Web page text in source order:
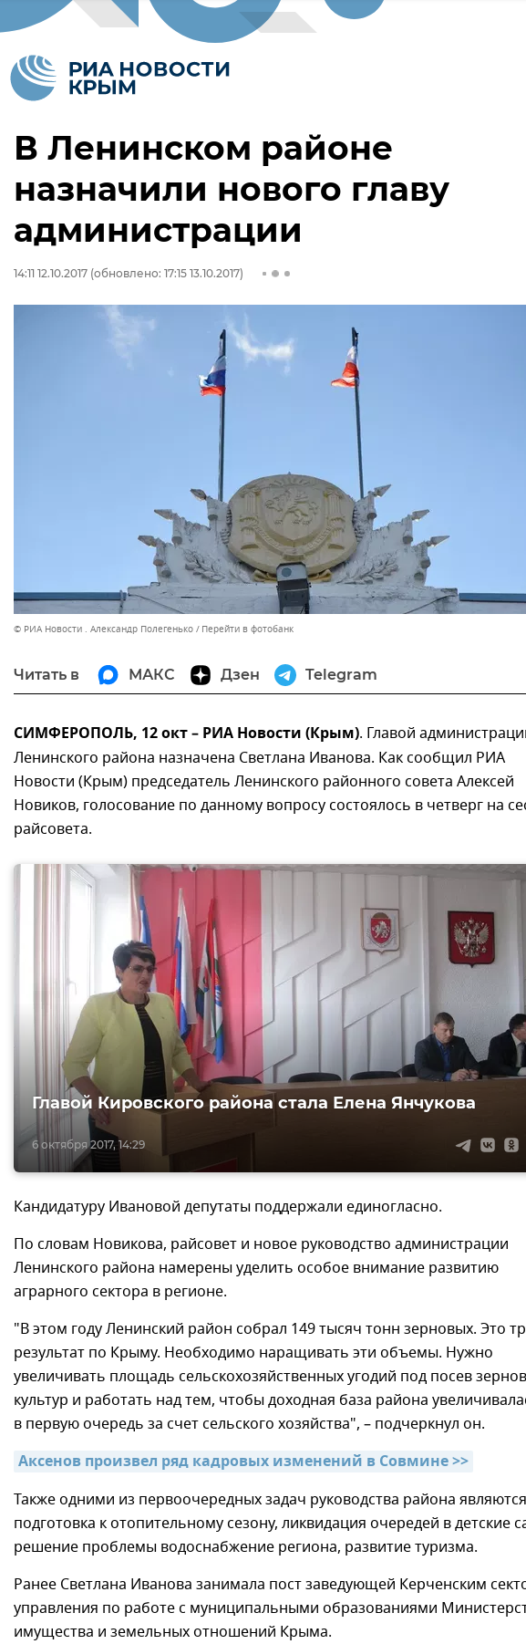
В Ленинском районе
назначили нового главу
администрации
14:11 12.10.2017 (обновлено: 17:15 13.10.2017)
© РИА Новости . Александр Полегенько Перейти в фотобанк
Читать в МАКС Дзен Telegram
СИМФЕРОПОЛЬ, 12 окт – РИА Новости (Крым). Главой
Ленинского района назначена Светлана Иванова. Как сообщил РИА
Новости (Крым) председатель Ленинского районного совета Алексей
Новиков, голосование по данному вопросу состоялось в четверг на
райсовета.
6 октября 2017, 14:29
Главой Кировского района стала Елена Янчукова
Кандидатуру Ивановой депутаты поддержали единогласно.
По словам Новикова, райсовет и новое руководство администрации
Ленинского района намерены уделить особое внимание развитию
аграрного сектора в регионе.
"В этом году Ленинский район собрал 149 тысяч тонн зерновых. Это
результат по Крыму. Необходимо наращивать эти объемы. Нужно
увеличивать площадь сельскохозяйственных угодий под посев
культур и работать над тем, чтобы доходная база района
в первую очередь за счет сельского хозяйства", – подчеркнул он.
Аксенов произвел ряд кадровых изменений в Совмине >>
Также одними из первоочередных задач руководства района являются
подготовка к отопительному сезону, ликвидация очередей в детские
решение проблемы водоснабжение региона, развитие туризма.
Ранее Светлана Иванова занимала пост заведующей Керченским
управления по работе с муниципальными образованиями
имущества и земельных отношений Крыма.